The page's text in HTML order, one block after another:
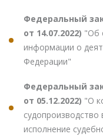
Федеральный
от 14.07.2022) "Об
информации о
Федерации"
Федеральный
от 05.12.2022) "О
судопроизводство
исполнение